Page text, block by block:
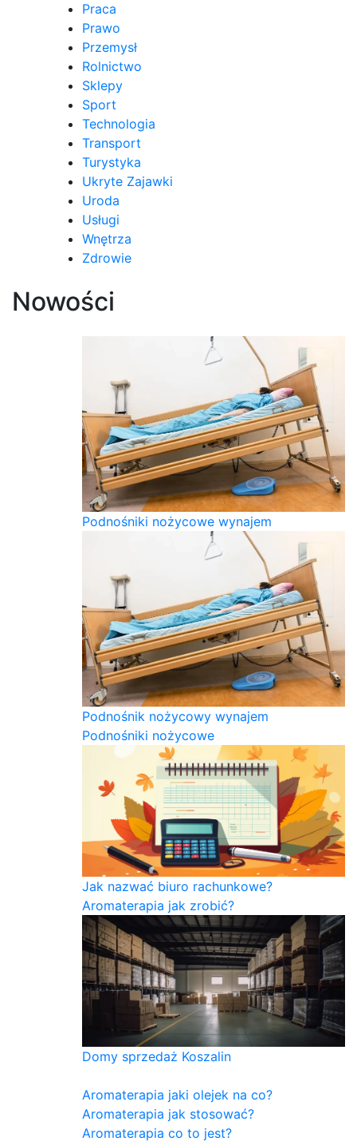
Praca
Prawo
Przemysł
Rolnictwo
Sklepy
Sport
Technologia
Transport
Turystyka
Ukryte Zajawki
Uroda
Usługi
Wnętrza
Zdrowie
Nowości
Podnośniki nożycowe wynajem
Podnośnik nożycowy wynajem
Podnośniki nożycowe
Jak nazwać biuro rachunkowe?
Aromaterapia jak zrobić?
Domy sprzedaż Koszalin
Aromaterapia jaki olejek na co?
Aromaterapia jak stosować?
Aromaterapia co to jest?